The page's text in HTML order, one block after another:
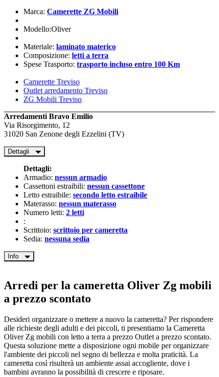
Marca: Camerette ZG Mobili
Modello:Oliver
Materiale: laminato materico
Composizione: letti a terra
Spese Trasporto: trasporto incluso entro 100 Km
Camerette Treviso
Outlet arredamento Treviso
ZG Mobili Treviso
Arredamenti Bravo Emilio
Via Risorgimento, 12
31020 San Zenone degli Ezzelini (TV)
Dettagli
Dettagli:
Armadio: nessun armadio
Cassettoni estraibili: nessun cassettone
Letto estraibile: secondo letto estraibile
Materasso: nessun materasso
Numero letti: 2 letti
:
Scrittoio: scrittoio per cameretta
Sedia: nessuna sedia
Info
Arredi per la cameretta Oliver Zg mobili
a prezzo scontato
Desideri organizzare o mettere a nuovo la cameretta? Per rispondere
alle richieste degli adulti e dei piccoli, ti presentiamo la Cameretta
Oliver Zg mobili con letto a terra a prezzo Outlet a prezzo scontato.
Questa soluzione mette a disposizione ogni mobile per organizzare
l'ambiente dei piccoli nel segno di bellezza e molta praticità. La
cameretta così risulterà un ambiente assai accogliente, dove i
bambini avranno la possibilità di crescere e riposare.